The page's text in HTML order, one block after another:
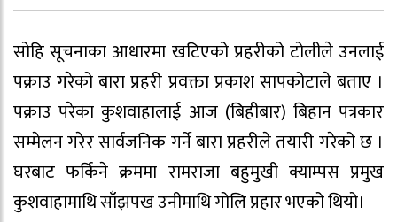
सोहि सूचनाका आधारमा खटिएको प्रहरीको टोलीले उनलाई
पक्राउ गरेको बारा प्रहरी प्रवक्ता प्रकाश सापकोटाले बताए ।
पक्राउ परेका कुशवाहालाई आज (बिहीबार) बिहान पत्रकार
सम्मेलन गरेर सार्वजनिक गर्ने बारा प्रहरीले तयारी गरेको छ ।
घरबाट फर्किने क्रममा रामराजा बहुमुखी क्याम्पस प्रमुख
कुशवाहामाथि साँझपख उनीमाथि गोलि प्रहार भएको थियो।